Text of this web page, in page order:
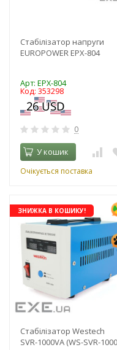
Стабілізатор напруги
EUROPOWER EPX-804
Арт: EPX-804
Код: 353298
0
У кошик
Очікується поставка
ЗНИЖКА В КОШИКУ!
Стабілізатор Westech
SVR-1000VA (WS-SVR-